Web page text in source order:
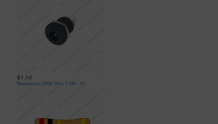
$1.10
Resistencia 200K Ohm 1/4W - 5%